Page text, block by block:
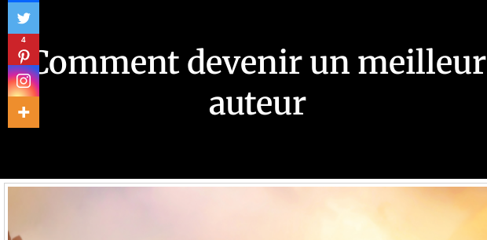
Comment devenir un meilleur
auteur
4